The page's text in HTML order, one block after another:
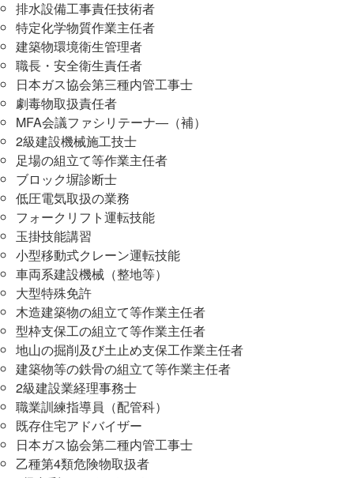
排水設備工事責任技術者
特定化学物質作業主任者
建築物環境衛生管理者
職長・安全衛生責任者
日本ガス協会第三種内管工事士
劇毒物取扱責任者
MFA会議ファシリテーナ―（補）
2級建設機械施工技士
足場の組立て等作業主任者
ブロック塀診断士
低圧電気取扱の業務
フォークリフト運転技能
玉掛技能講習
小型移動式クレーン運転技能
車両系建設機械（整地等）
大型特殊免許
木造建築物の組立て等作業主任者
型枠支保工の組立て等作業主任者
地山の掘削及び土止め支保工作業主任者
建築物等の鉄骨の組立て等作業主任者
2級建設業経理事務士
職業訓練指導員（配管科）
既存住宅アドバイザー
日本ガス協会第二種内管工事士
乙種第4類危険物取扱者